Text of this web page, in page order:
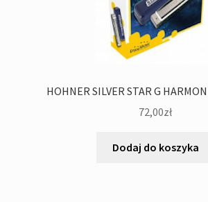
HOHNER SILVER STAR G
72,00zł
Dodaj do koszyka